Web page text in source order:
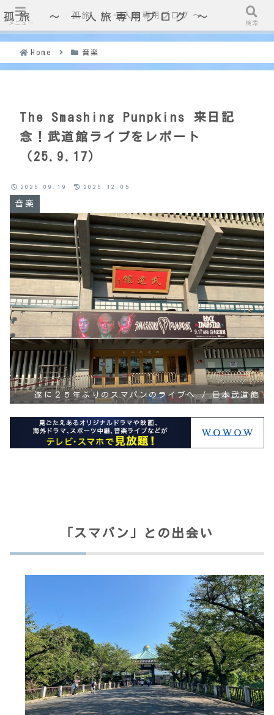
孤旅 〜 一人旅専用ブログ ～
Home 音楽
The Smashing Punpkins 来日記
念！武道館ライブをレポート
（25.9.17）
音楽
遂に２５年ぶりのスマパンのライブへ / 日本武道館
2025.09.19 2025.12.05
「スマパン」との出会い
メニュー
孤旅 〜 一人旅専用ブログ ～
検索